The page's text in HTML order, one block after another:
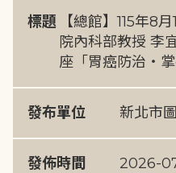
標題
【總館】115年8
院內科部教授 李
座「胃癌防治・
發布單位 新北市
發佈時間 2026-